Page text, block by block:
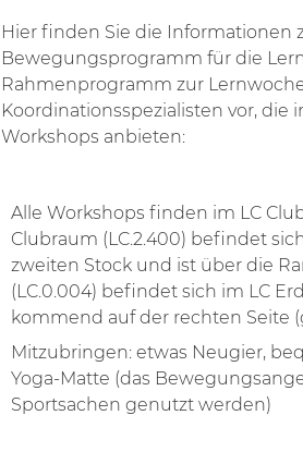
Hier finden Sie die Informationen
Bewegungsprogramm für die
Rahmenprogramm zur
Koordinationsspezialisten vor, die
Workshops anbieten:
Alle Workshops finden im LC
Clubraum (LC.2.400) befindet
zweiten Stock und ist über die
(LC.0.004) befindet sich im LC
kommend auf der rechten Seite
Mitzubringen: etwas Neugier,
Yoga-Matte (das
Sportsachen genutzt werden)